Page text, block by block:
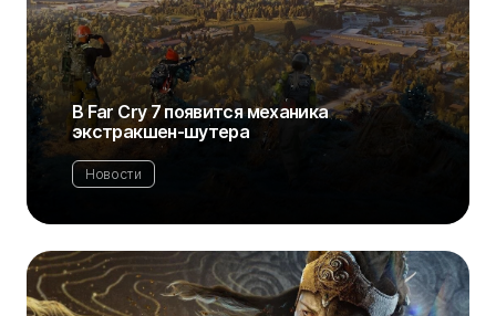
В Far Cry 7 появится механика
экстракшен-шутера
Новости